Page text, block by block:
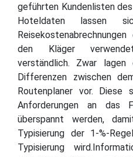
geführten Kundenlisten
Hoteldaten lassen
den Kläger
verständlich. Zwar lagen
Differenzen zwischen
Routenplaner vor. Diese
Anforderungen an das
überspannt werden,
Typisierung der 1-%-
Typisierung